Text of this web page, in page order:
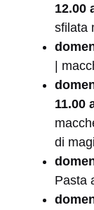
12.00
sfilata
|
11.00
di
Pasta